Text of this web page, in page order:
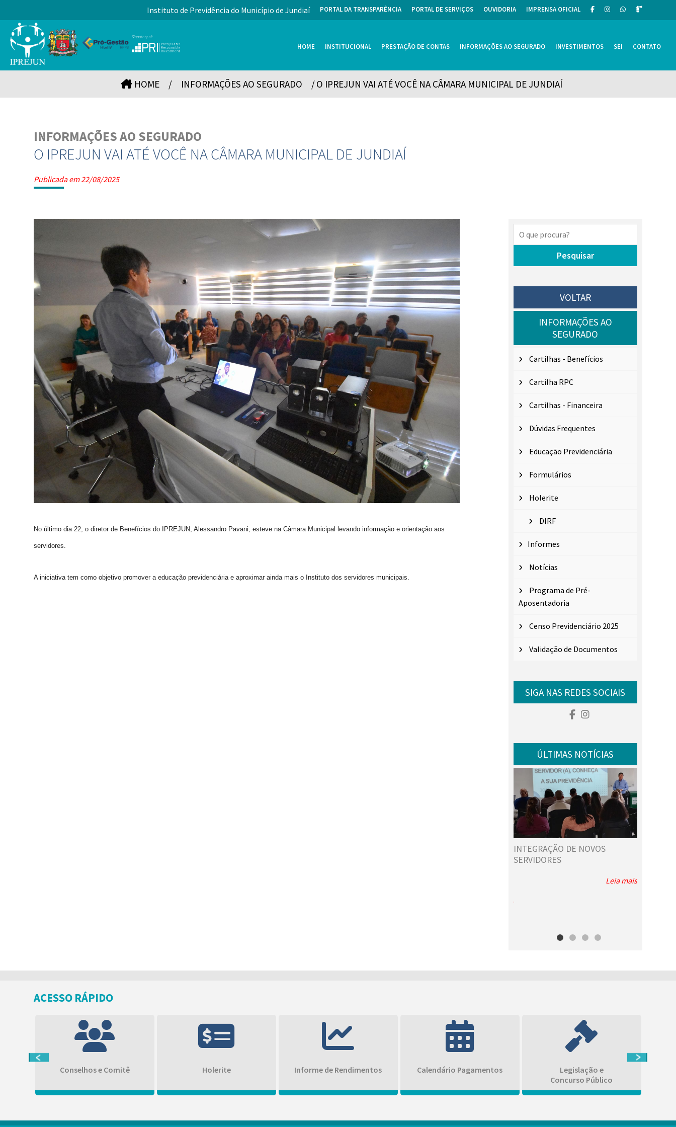
Instituto de Previdência do Município de Jundiaí PORTAL DA TRANSPARÊNCIA PORTAL DE SERVIÇOS OUVIDORIA IMPRENSA OFICIAL
HOME INSTITUCIONAL PRESTAÇÃO DE CONTAS INFORMAÇÕES AO SEGURADO INVESTIMENTOS SEI CONTATO
HOME / INFORMAÇÕES AO SEGURADO /O IPREJUN VAI ATÉ VOCÊ NA CÂMARA MUNICIPAL DE JUNDIAÍ
INFORMAÇÕES AO SEGURADO
O IPREJUN VAI ATÉ VOCÊ NA CÂMARA MUNICIPAL DE JUNDIAÍ
Publicada em 22/08/2025
No último dia 22, o diretor de Benefícios do IPREJUN, Alessandro Pavani, esteve na Câmara Municipal levando informação e orientação aos
servidores.
A iniciativa tem como objetivo promover a educação previdenciária e aproximar ainda mais o Instituto dos servidores municipais.
VOLTAR
INFORMAÇÕES AO
SEGURADO
Cartilhas - Benefícios
Cartilha RPC
Cartilhas - Financeira
Dúvidas Frequentes
Educação Previdenciária
Formulários
Holerite
DIRF
Informes
Notícias
Programa de Pré-
Aposentadoria
Censo Previdenciário 2025
Validação de Documentos
SIGA NAS REDES SOCIAIS
ÚLTIMAS NOTÍCIAS
INTEGRAÇÃO DE NOVOS
SERVIDORES
Leia mais
ACESSO RÁPIDO
Conselhos e Comitê Holerite Informe de Rendimentos Calendário Pagamentos
Legislação e
Concurso Público